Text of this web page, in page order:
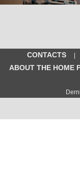
CONTACTS |
ABOUT THE HOME